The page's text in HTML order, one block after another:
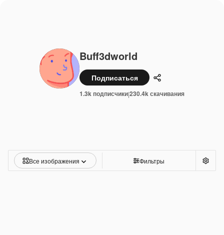
Buff3dworld
Подписаться Поделиться
1.3k подписчики|230.4k скачивания
Все изображения Фильтры